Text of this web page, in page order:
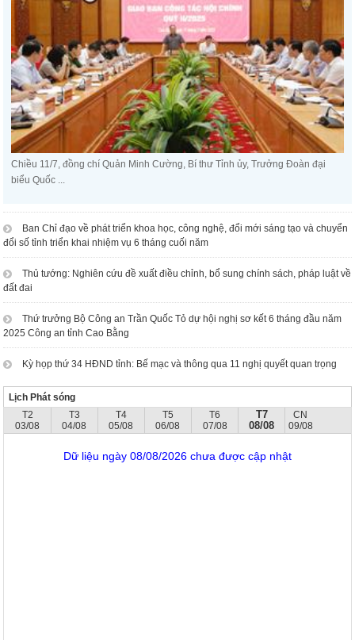
Chiều 11/7, đồng chí Quản Minh Cường, Bí thư Tỉnh ủy, Trưởng Đoàn đại
biểu Quốc ...
Ban Chỉ đạo về phát triển khoa học, công nghệ, đổi mới sáng tạo và chuyển
đổi số tỉnh triển khai nhiệm vụ 6 tháng cuối năm
Thủ tướng: Nghiên cứu đề xuất điều chỉnh, bổ sung chính sách, pháp luật về
đất đai
Thứ trưởng Bộ Công an Trần Quốc Tỏ dự hội nghị sơ kết 6 tháng đầu năm
2025 Công an tỉnh Cao Bằng
Kỳ họp thứ 34 HĐND tỉnh: Bế mạc và thông qua 11 nghị quyết quan trọng
Lịch Phát sóng
T2
03/08
T3
04/08
T4
05/08
T5
06/08
T6
07/08
T7
08/08
CN
09/08
Dữ liệu ngày 08/08/2026 chưa được cập nhật